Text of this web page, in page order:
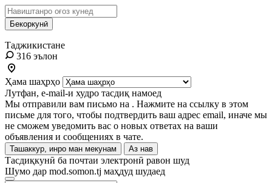
Бекоркунӣ
Таджикистане
316 эълон
Ҳама шаҳрҳо
Лутфан, e-mail-и худро тасдиқ намоед
Мы отправили вам письмо на . Нажмите на ссылку в этом
письме для того, чтобы подтвердить ваш адрес email, иначе мы
не сможем уведомить вас о новых ответах на ваши
объявления и сообщениях в чате.
Ташаккур, инро ман мекунам Аз нав
Тасдиқкунӣ ба почтаи электронӣ равон шуд
Шумо дар mod.somon.tj маҳдуд шудаед